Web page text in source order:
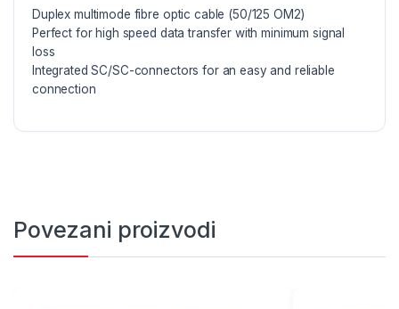
Duplex multimode fibre optic cable (50/125 OM2)
Perfect for high speed data transfer with minimum signal
loss
Integrated SC/SC-connectors for an easy and reliable
connection
Povezani proizvodi